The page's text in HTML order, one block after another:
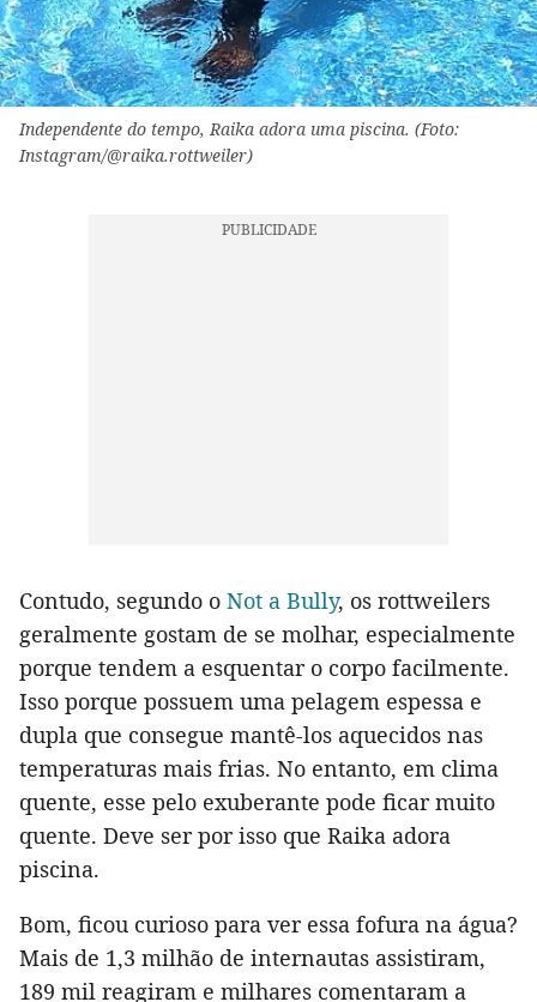
Independente do tempo, Raika adora uma piscina. (Foto:
Instagram/@raika.rottweiler)
Contudo, segundo o Not a Bully, os rottweilers
geralmente gostam de se molhar, especialmente
porque tendem a esquentar o corpo facilmente.
Isso porque possuem uma pelagem espessa e
dupla que consegue mantê-los aquecidos nas
temperaturas mais frias. No entanto, em clima
quente, esse pelo exuberante pode ficar muito
quente. Deve ser por isso que Raika adora
piscina.
Bom, ficou curioso para ver essa fofura na água?
Mais de 1,3 milhão de internautas assistiram,
189 mil reagiram e milhares comentaram a